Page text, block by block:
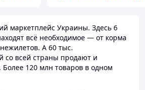
маркетплейс Украины. Здесь 6
всё необходимое — от корма
А 60 тыс.
со всей страны продают и
Более 120 млн товаров в одном